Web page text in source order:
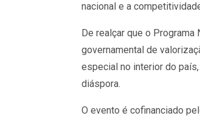
nacional e a
De realçar que o
governamental de
especial no interior do
diáspora.
O evento é cofinanciado